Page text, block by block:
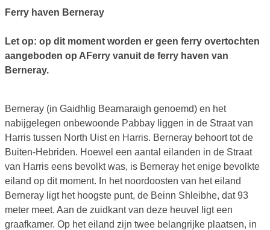
Ferry haven Berneray
Let op: op dit moment worden er geen ferry overtochten
aangeboden op AFerry vanuit de ferry haven van
Berneray.
Berneray (in Gaidhlig Bearnaraigh genoemd) en het
nabijgelegen onbewoonde Pabbay liggen in de Straat van
Harris tussen North Uist en Harris. Berneray behoort tot de
Buiten-Hebriden. Hoewel een aantal eilanden in de Straat
van Harris eens bevolkt was, is Berneray het enige bevolkte
eiland op dit moment. In het noordoosten van het eiland
Berneray ligt het hoogste punt, de Beinn Shleibhe, dat 93
meter meet. Aan de zuidkant van deze heuvel ligt een
graafkamer. Op het eiland zijn twee belangrijke plaatsen, in